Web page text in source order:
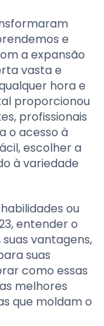
e
a expansão
vasta e
hora e
proporcionou
profissionais
o acesso à
escolher a
à variedade
ou
entender o
vantagens,
suas
como essas
melhores
que moldam o